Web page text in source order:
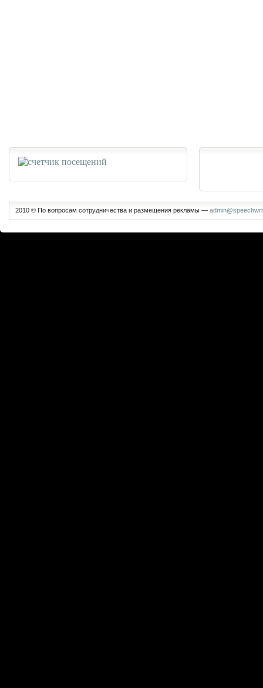
2010 © По вопросам сотрудничества и размещения рекламы —